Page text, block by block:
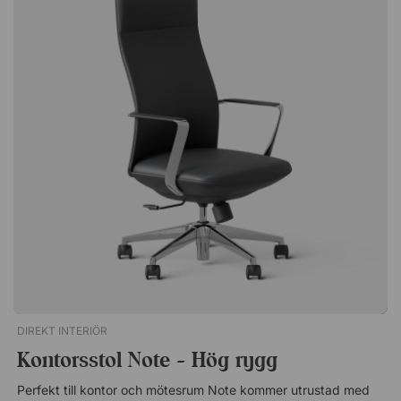
tåligt och lättstädat då du kan torka av det med fuktad trasa.
Obs! Eluttag ingår ej.Skrivbordet Point Swing är en blandning
mellan skåp och skrivbord, med höj- och sänkbar bordsskiva.
Ett kamouflerat, diskret skrivbord som exempelvis passar bra i
hemmet. Höj- och sänkbar bordsskiva. Plats för förvaring inne
i skåpet. Dörrar som öppnas utåt. Med slitstark laminat. På
DIREKT INTERIÖR
Kontorsstol Note - Hög rygg
Perfekt till kontor och mötesrum Note kommer utrustad med